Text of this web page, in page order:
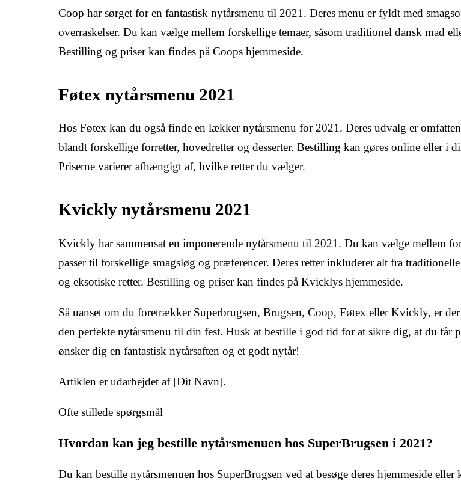
Coop har sørget for en fantastisk nytårsmenu til 2021. Deres menu er fyldt med
overraskelser. Du kan vælge mellem forskellige temaer, såsom traditionel dansk mad
Bestilling og priser kan findes på Coops hjemmeside.
Føtex nytårsmenu 2021
Hos Føtex kan du også finde en lækker nytårsmenu for 2021. Deres udvalg er
blandt forskellige forretter, hovedretter og desserter. Bestilling kan gøres online eller i
Priserne varierer afhængigt af, hvilke retter du vælger.
Kvickly nytårsmenu 2021
Kvickly har sammensat en imponerende nytårsmenu til 2021. Du kan vælge mellem
passer til forskellige smagsløg og præferencer. Deres retter inkluderer alt fra
og eksotiske retter. Bestilling og priser kan findes på Kvicklys hjemmeside.
Så uanset om du foretrækker Superbrugsen, Brugsen, Coop, Føtex eller Kvickly, er
den perfekte nytårsmenu til din fest. Husk at bestille i god tid for at sikre dig, at du får
ønsker dig en fantastisk nytårsaften og et godt nytår!
Artiklen er udarbejdet af [Dit Navn].
Ofte stillede spørgsmål
Hvordan kan jeg bestille nytårsmenuen hos SuperBrugsen i 2021?
Du kan bestille nytårsmenuen hos SuperBrugsen ved at besøge deres hjemmeside